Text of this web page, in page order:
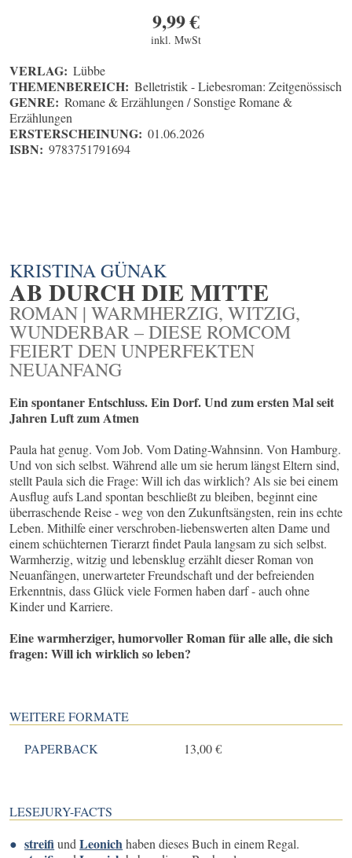
9,99€
inkl. MwSt
VERLAG: Lübbe
THEMENBEREICH: Belletristik - Liebesroman: Zeitgenössisch
GENRE: Romane & Erzählungen / Sonstige Romane &
Erzählungen
ERSTERSCHEINUNG: 01.06.2026
ISBN: 9783751791694
KRISTINA GÜNAK
AB DURCH DIE MITTE
ROMAN | WARMHERZIG, WITZIG,
WUNDERBAR – DIESE ROMCOM
FEIERT DEN UNPERFEKTEN
NEUANFANG
Ein spontaner Entschluss. Ein Dorf. Und zum ersten Mal seit
Jahren Luft zum Atmen
Paula hat genug. Vom Job. Vom Dating-Wahnsinn. Von Hamburg.
Und von sich selbst. Während alle um sie herum längst Eltern sind,
stellt Paula sich die Frage: Will ich das wirklich? Als sie bei einem
Ausflug aufs Land spontan beschließt zu bleiben, beginnt eine
überraschende Reise - weg von den Zukunftsängsten, rein ins echte
Leben. Mithilfe einer verschroben-liebenswerten alten Dame und
einem schüchternen Tierarzt findet Paula langsam zu sich selbst.
Warmherzig, witzig und lebensklug erzählt dieser Roman von
Neuanfängen, unerwarteter Freundschaft und der befreienden
Erkenntnis, dass Glück viele Formen haben darf - auch ohne
Kinder und Karriere.
Eine warmherziger, humorvoller Roman für alle alle, die sich
fragen: Will ich wirklich so leben?
WEITERE FORMATE
PAPERBACK
13,00 €
LESEJURY-FACTS
streifiundLeonichhaben dieses Buch in einem Regal.